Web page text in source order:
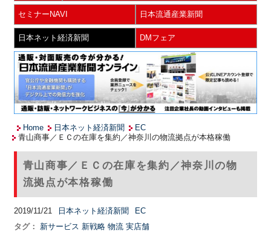
セミナーNAVI 日本流通産業新聞
日本ネット経済新聞 DMフェア
Home 日本ネット経済新聞
EC
青山商事／ＥＣの在庫を集約／神奈川の物流拠点が本格稼働
青山商事／ＥＣの在庫を集約／神奈川の物
流拠点が本格稼働
2019/11/21 日本ネット経済新聞
EC
タグ：
新サービス 新戦略 物流 実店舗